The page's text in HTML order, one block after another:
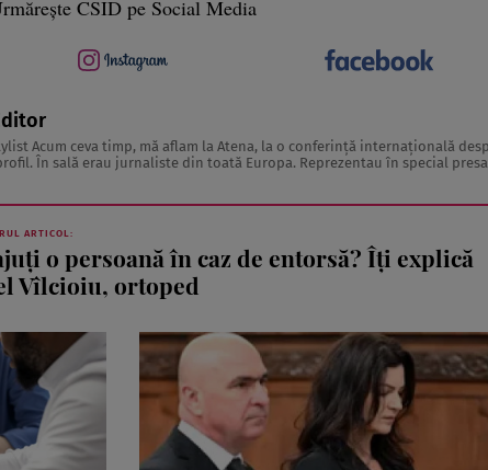
CSID pe Social Media
despre
În sală erau jurnaliste din toată Europa. Reprezentau în special presa
erau parcă scoase din paginile revistelor pentru ...
ARTICOL:
o persoană în caz de entorsă? Îţi explică
Vîlcioiu, ortoped